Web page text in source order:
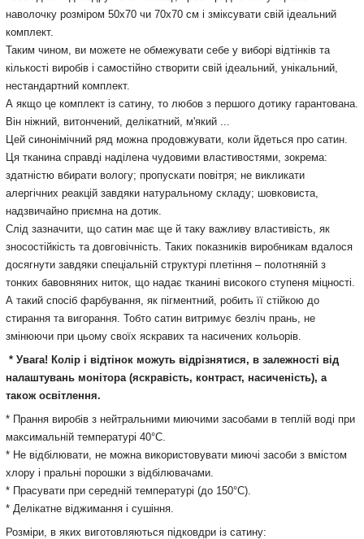
наволочку розміром 50х70 чи 70х70 см і зміксувати свій ідеальний
комплект.
Таким чином, ви можете не обмежувати себе у виборі відтінків та
кількості виробів і самостійно створити свій ідеальний, унікальний,
нестандартний комплект.
А якщо це комплект із сатину, то любов з першого дотику гарантована.
Він ніжний, витончений, делікатний, м'який ...
Цей синонімічний ряд можна продовжувати, коли йдеться про сатин.
Ця тканина справді наділена чудовими властивостями, зокрема:
здатністю вбирати вологу; пропускати повітря; не викликати
алергічних реакцій завдяки натуральному складу; шовковиста,
надзвичайно приємна на дотик.
Слід зазначити, що сатин має ще й таку важливу властивість, як
зносостійкість та довговічність. Таких показників виробникам вдалося
досягнути завдяки спеціальній структурі плетіння – полотняній з
тонких бавовняних ниток, що надає тканині високого ступеня міцності.
А такий спосіб фарбування, як пігментний, робить її стійкою до
стирання та вигорання. Тобто сатин витримує безліч прань, не
змінюючи при цьому своїх яскравих та насичених кольорів.
* Увага! Колір і відтінок можуть відрізнятися, в залежності від
налаштувань монітора (яскравість, контраст, насиченість), а
також освітлення.
* Прання виробів з нейтральними миючими засобами в теплій воді при
максимальній температурі 40°С.
* Не відбілювати, не можна використовувати миючі засоби з вмістом
хлору і пральні порошки з відбілювачами.
* Прасувати при середній температурі (до 150°С).
* Делікатне віджимання і сушіння.
Розміри, в яких виготовляються підковдри із сатину: